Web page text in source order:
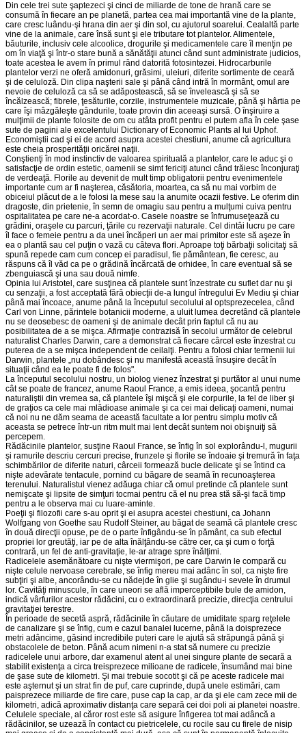
Din cele trei sute şaptezeci şi cinci de miliarde de tone de hrană care se
consumă în fiecare an pe planetă, partea cea mai importantă vine de la plante,
care cresc luându-şi hrana din aer şi din sol, cu ajutorul soa­re­lui. Cealaltă parte
vine de la animale, care însă sunt şi ele tributare tot plantelor. Alimente­le,
băuturile, inclusiv cele alcoolice, drogurile şi me­dica­mentele care îl menţin pe
om în viaţă şi într-o stare bună a sănătăţii atunci când sunt administrate judicios,
toate acestea le avem în primul rând datorită fotosintezei. Hidrocarbu­rile
plantelor verzi ne oferă amido­nuri, grăsimi, uleiuri, diferite sortimente de ceară
şi de celuloză. Din cli­pa naşterii sale şi până când intră în mormânt, omul are
nevoie de celu­loză ca să se adăpostească, să se învelească şi să se
încălzească; fibrele, ţesăturile, corzile, instrumentele muzicale, până şi hârtia pe
care îşi mâz­găleşte gândurile, toate provin din aceeaşi sursă. O înşiruire a
mulţimii de plante folosite de om cu atâta profit pentru el putem afla în cele şase
sute de pagini ale excelentului Dictionary of Economic Plants al lui Uphof.
Economiştii cad şi ei de acord asupra acestei chestiuni, anume că agri­cultura
este cheia prosperităţii oricărei naţii.
Conştienţi în mod instinctiv de valoarea spirituală a plantelor, care le aduc şi o
satisfacţie de ordin estetic, oamenii se simt fericiţi atunci când trăiesc în­con­juraţi
de verdeaţă. Florile au devenit de mult timp obligatorii pentru eveni­mentele
importante cum ar fi naşterea, căsătoria, moartea, ca să nu mai vorbim de
obiceiul plăcut de a le folosi la mese sau la anumite ocazii festive. Le oferim din
dragoste, din prietenie, în semn de omagiu sau pentru a mulţumi cuiva pentru
ospitalitatea pe care ne-a acordat-o. Casele noastre se înfrumuse­ţează cu
grădini, oraşele cu parcuri, ţările cu rezervaţii naturale. Cel dintâi lucru pe care
îl face o femeie pentru a da unei încăperi un aer mai primitor este să aşeze în
ea o plantă sau cel puţin o vază cu câteva flori. Aproape toţi bărbaţii solici­taţi să
spună repede cam cum concep ei paradisul, fie pământean, fie ceresc, au
răspuns că îl văd ca pe o grădină încărcată de orhidee, în care eventual să se
zbenguiască şi una sau două nimfe.
Opinia lui Aristotel, care susţinea că plantele sunt înzestrate cu suflet dar nu şi
cu senzaţii, a fost acceptată fără obiecţii de-a lungul întregului Ev Mediu şi chiar
până mai încoace, anume până la începutul secolului al optsprezecelea, când
Carl von Linne, părintele botanicii mo­der­ne, a uluit lumea decretând că plantele
nu se deosebesc de oameni şi de animale decât prin faptul că nu au
posibilitatea de a se mişca. Afirma­ţie contrazisă în secolul următor de celebrul
naturalist Charles Darwin, care a demonstrat că fiecare cârcel este înzestrat cu
puterea de a se miş­ca independent de ceilalţi. Pentru a folosi chiar termenii lui
Darwin, plan­tele „nu dobândesc şi nu manifestă această însuşire decât în
situaţii când ea le poate fi de folos".
La începutul secolului nostru, un biolog vienez înzestrat şi purtător al unui nume
cât se poate de francez, anume Raoul France, a emis ideea, şocantă pentru
naturaliştii din vremea sa, că plantele îşi mişcă şi ele corpurile, la fel de liber şi
de graţios ca cele mai mlădioase animale şi ca cei mai delicaţi oameni, numai
că noi nu ne dăm seama de această facultate a lor pentru simplu motiv că
aceasta se petrece într-un ritm mult mai lent decât suntem noi obişnuiţi să
percepem.
Rădăcinile plantelor, susţine Raoul France, se înfig în sol explorân­du-l, mugurii
şi ramurile descriu cercuri precise, frunzele şi florile se îndoaie şi tremură în faţa
schimbărilor de diferite naturi, cârceii formea­ză bucle delicate şi se întind ca
nişte adevărate tentacule, pornind cu băgare de seamă în recunoaşterea
terenului. Naturalistul vienez adăuga chiar că omul pretinde că plantele sunt
nemişcate şi lipsite de simţuri tocmai pentru că el nu prea stă să-şi facă timp
pentru a le observa mai cu luare-aminte.
Poeţii şi filozofii care s-au oprit şi ei asupra acestei chestiuni, ca Johann
Wolfgang von Goethe sau Rudolf Steiner, au băgat de seamă că plantele cresc
în două direcţii opuse, pe de o parte înfigându-se în pă­mânt, ca sub efectul
propriei lor greutăţi, iar pe de alta înălţându-se către cer, ca şi cum o forţă
contrară, un fel de anti-gravitaţie, le-ar atrage spre înălţimi.
Radicelele asemănătoare cu nişte viermişori, pe care Darwin le com­pară cu
nişte celule nervoase cerebrale, se înfig mereu mai adânc în sol, ca nişte fire
subţiri şi albe, ancorându-se cu nădejde în glie şi sugându-i sevele în drumul
lor. Cavităţi minuscule, în care uneori se află impercep­tibile bule de amidon,
indică vârfurilor acestor rădăcini, cu o extraordi­na­ră precizie, direcţia centrului
gravitaţiei terestre.
În perioade de secetă aspră, rădăcinile în căutare de umiditate sparg reţelele
de canalizare şi se înfig, cum e cazul banalei lucerne, până la doisprezece
metri adâncime, găsind incredibile puteri care le ajută să străpungă până şi
obstacolele de beton. Până acum nimeni n-a stat să numere cu precizie
radicelele unui arbore, dar examenul atent al unei singure plante de secară a
stabilit existenţa a circa treisprezece milioane de radicele, însumând mai bine
de şase sute de kilometri. Şi mai trebuie socotit şi că pe aceste radicele mai
este aşternut şi un strat fin de puf, care cuprinde, după unele estimări, cam
paisprezece miliarde de fire ca­re, puse cap la cap, ar da şi ele cam zece mii de
kilometri, adică aproxi­mativ distanţa care separă cei doi poli ai planetei noastre.
Celulele speciale, al căror rost este să asigure înfigerea tot mai a­dân­că a
rădăcinilor, se uzează în contact cu pietricelele, cu rocile sau cu firele de nisip